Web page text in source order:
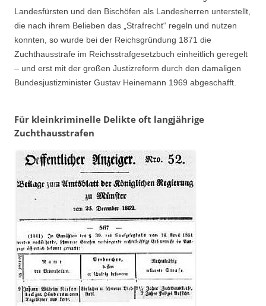
Landesfürsten und den Bischöfen als Landesherren unterstellt,
die nach ihrem Belieben das „Strafrecht“ regeln und nutzen
konnten, so wurde bei der Reichsgründung 1871 die
Zuchthausstrafe im Reichsstrafgesetzbuch einheitlich geregelt
– und erst mit der großen Justizreform durch den damaligen
Bundesjustizminister Gustav Heinemann 1969 abgeschafft.
Für kleinkriminelle Delikte oft langjährige
Zuchthausstrafen